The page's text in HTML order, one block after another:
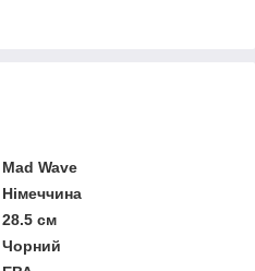
Mad Wave
Німеччина
28.5 см
Чорний